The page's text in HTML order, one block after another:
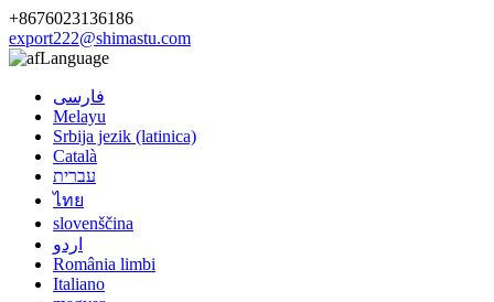
+8676023136186
export222@shimastu.com
Language
فارسی
Melayu
Srbija jezik (latinica)
Català
עברית
ไทย
slovenščina
اردو
România limbi
Italiano